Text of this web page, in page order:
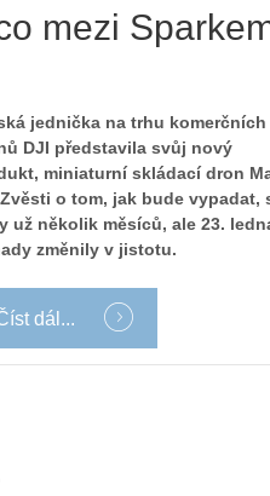
mezi
jednička na trhu komerčních
DJI představila svůj nový
miniaturní skládací dron
o tom, jak bude vypadat,
už několik měsíců, ale 23.
změnily v jistotu.
dál...